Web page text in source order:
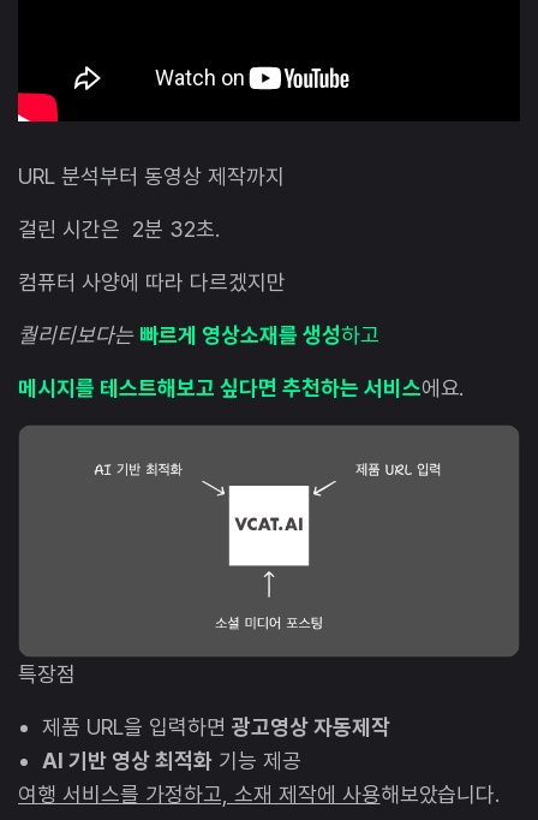
URL 분석부터 동영상 제작까지
걸린 시간은 2분 32초.
컴퓨터 사양에 따라 다르겠지만
퀄리티보다는 빠르게 영상소재를 생성하고
메시지를 테스트해보고 싶다면 추천하는 서비스에요.
특장점
제품 URL을 입력하면 광고영상 자동제작
AI 기반 영상 최적화기능 제공
여행 서비스를 가정하고, 소재 제작에 사용해보았습니다.